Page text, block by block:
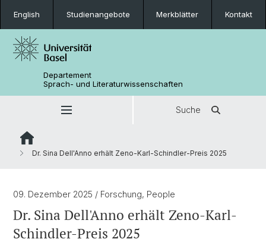
English Studienangebote Merkblätter Kontakt
Departement
Sprach- und Literaturwissenschaften
Suche
Dr. Sina Dell'Anno erhält Zeno-Karl-Schindler-Preis 2025
09. Dezember 2025 / Forschung, People
Dr. Sina Dell'Anno erhält Zeno-Karl-
Schindler-Preis 2025